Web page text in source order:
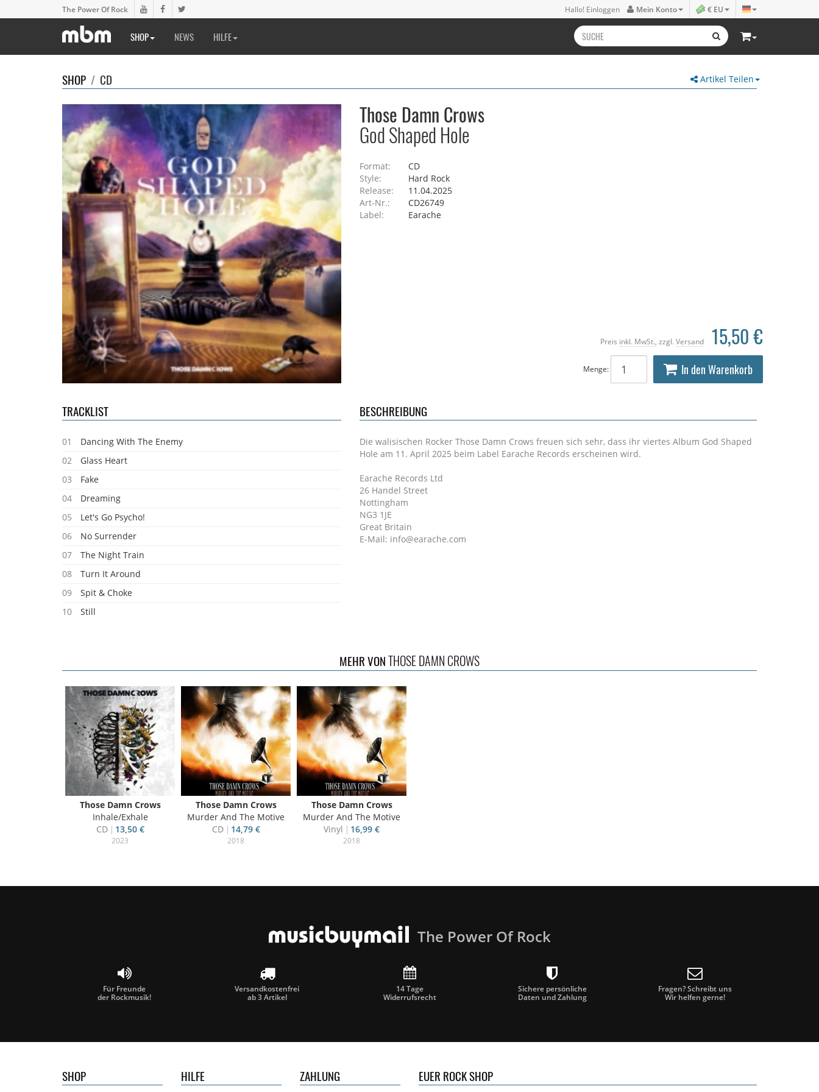
The Power Of Rock Hallo! Einloggen Mein Konto € EU
SHOP NEWS HILFE
Artikel Teilen
SHOP / CD
Those Damn Crows
God Shaped Hole
Format:
CD
Style:
Hard Rock
Release:
11.04.2025
Art-Nr.:
CD26749
Label:
Earache
Preis inkl. MwSt. , zzgl. Versand 15,50 €
Menge: In den Warenkorb
TRACKLIST
01
Dancing With The Enemy
02
Glass Heart
03
Fake
04
Dreaming
05
Let's Go Psycho!
06
No Surrender
07
The Night Train
08
Turn It Around
09
Spit & Choke
10
Still
BESCHREIBUNG
Die walisischen Rocker Those Damn Crows freuen sich sehr, dass ihr viertes Album God Shaped
Hole am 11. April 2025 beim Label Earache Records erscheinen wird.
Earache Records Ltd
26 Handel Street
Nottingham
NG3 1JE
Great Britain
E-Mail: info@earache.com
MEHR VONTHOSE DAMN CROWS
Those Damn Crows
Inhale/Exhale
CD
13,50 €
2023
Those Damn Crows
Murder And The Motive
CD
14,79 €
2018
Those Damn Crows
Murder And The Motive
Vinyl
16,99 €
2018
The Power Of Rock
Für Freunde
der Rockmusik!
Versandkostenfrei
ab 3 Artikel
14 Tage
Widerrufsrecht
Sichere persönliche
Daten und Zahlung
Fragen? Schreibt uns
Wir helfen gerne!
SHOP HILFE ZAHLUNG EUER ROCK SHOP